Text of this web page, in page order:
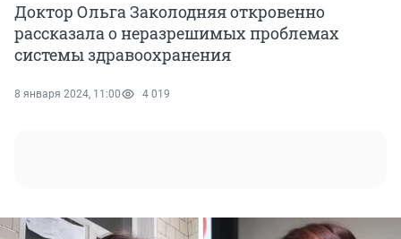
Доктор Ольга Заколодняя откровенно
рассказала о неразрешимых проблемах
системы здравоохранения
8 января 2024, 11:00 4 019